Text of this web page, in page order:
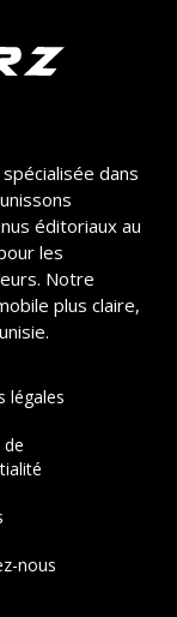
dans
éditoriaux au
les
Notre
plus claire,
légales
de
nous